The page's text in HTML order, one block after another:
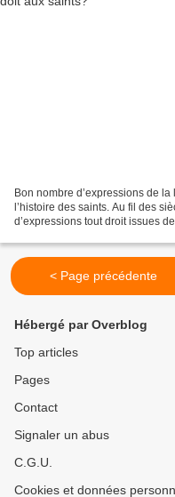
Bon nombre d’expressions de
l’histoire des saints. Au fil des
d’expressions tout droit issues
< Page précédente
Hébergé par Overblog
Top articles
Pages
Contact
Signaler un abus
C.G.U.
Cookies et données